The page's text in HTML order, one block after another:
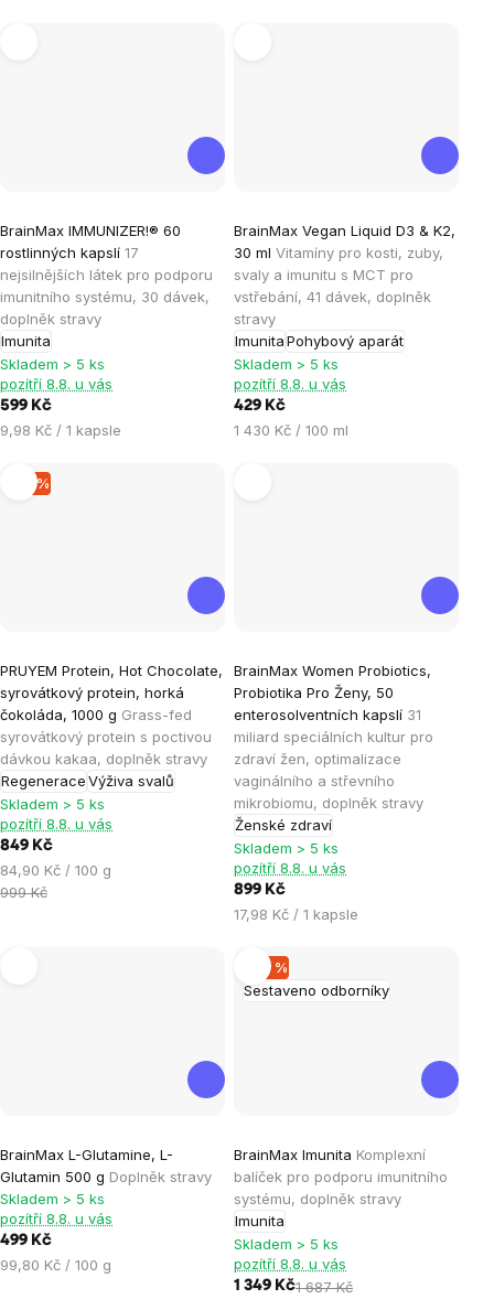
BrainMax IMMUNIZER!® 60
rostlinných kapslí 17
nejsilnějších látek pro podporu
imunitního systému, 30 dávek,
doplněk stravy
Imunita
hodnocení
produktu
je
5,0
z
5
hvězdiček.
Skladem > 5 ks
pozítří 8.8. u vás
599 Kč
Měrná
9,98 Kč / 1 kapsle
BrainMax Vegan Liquid D3 & K2,
30 ml Vitamíny pro kosti, zuby,
svaly a imunitu s MCT pro
vstřebání, 41 dávek, doplněk
stravy
ImunitaPohybový aparát
Skladem > 5 ks
pozítří 8.8. u vás
429 Kč
Měrná
1 430 Kč / 100 ml
–15 %
PRUYEM Protein, Hot Chocolate,
syrovátkový protein, horká
čokoláda, 1000 g Grass-fed
syrovátkový protein s poctivou
dávkou kakaa, doplněk stravy
RegeneraceVýživa svalů
hodnocení
produktu
je
4,7
z
5
hvězdiček.
Skladem > 5 ks
pozítří 8.8. u vás
849 Kč
Měrná
cena:
84,90 Kč / 100 g
999 Kč
BrainMax Women Probiotics,
Probiotika Pro Ženy, 50
enterosolventních kapslí 31
miliard speciálních kultur pro
zdraví žen, optimalizace
vaginálního a střevního
mikrobiomu, doplněk stravy
Ženské zdraví
hodnocení
produktu
je
5,0
z
5
hvězdiček.
Skladem > 5 ks
pozítří 8.8. u vás
899 Kč
Měrná
17,98 Kč / 1 kapsle
BrainMax L-Glutamine, L-
Glutamin 500 g Doplněk stravy
hodnocení
produktu
je
4,9
z
Skladem > 5 ks
pozítří 8.8. u vás
499 Kč
Měrná
99,80 Kč / 100 g
Sestaveno odborníky
–20 %
BrainMax Imunita Komplexní
balíček pro podporu imunitního
systému, doplněk stravy
Imunita
hodnocení
produktu
je
4,5
z
5
Skladem > 5 ks
pozítří 8.8. u vás
1 349 Kč1 687 Kč